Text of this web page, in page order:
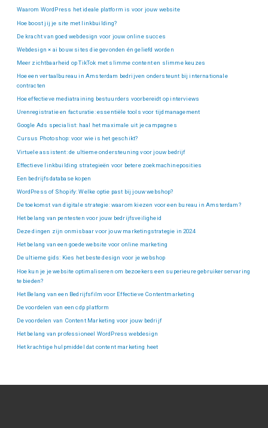
Waarom WordPress het ideale platform is voor jouw website
Hoe boost jij je site met linkbuilding?
De kracht van goed webdesign voor jouw online succes
Webdesign × ai bouw sites die gevonden én geliefd worden
Meer zichtbaarheid op TikTok met slimme content en slimme keuzes
Hoe een vertaalbureau in Amsterdam bedrijven ondersteunt bij internationale
contracten
Hoe effectieve mediatraining bestuurders voorbereidt op interviews
Urenregistratie en facturatie: essentiële tools voor tijdmanagement
Google Ads specialist: haal het maximale uit je campagnes
Cursus Photoshop: voor wie is het geschikt?
Virtuele assistent: de ultieme ondersteuning voor jouw bedrijf
Effectieve linkbuilding strategieën voor betere zoekmachineposities
Een bedrijfsdatabase kopen
WordPress of Shopify: Welke optie past bij jouw webshop?
De toekomst van digitale strategie: waarom kiezen voor een bureau in Amsterdam?
Het belang van pentesten voor jouw bedrijfsveiligheid
Deze dingen zijn onmisbaar voor jouw marketingstrategie in 2024
Het belang van een goede website voor online marketing
De ultieme gids: Kies het beste design voor je webshop
Hoe kun je je website optimaliseren om bezoekers een superieure gebruikerservaring
te bieden?
Het Belang van een Bedrijfsfilm voor Effectieve Contentmarketing
De voordelen van een cdp platform
De voordelen van Content Marketing voor jouw bedrijf
Het belang van professioneel WordPress webdesign
Het krachtige hulpmiddel dat content marketing heet